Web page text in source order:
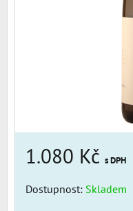
1.080 Kč s DPH
Dostupnost: Skladem